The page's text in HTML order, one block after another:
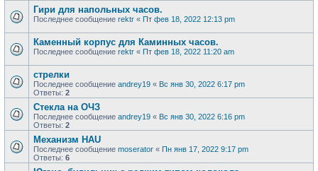
Гири для напольных часов.
Последнее сообщение rektr « Пт фев 18, 2022 12:13 pm
Каменный корпус для Каминных часов.
Последнее сообщение rektr « Пт фев 18, 2022 11:20 am
стрелки
Последнее сообщение andrey19 « Вс янв 30, 2022 6:17 pm
Ответы: 2
Стекла на ОЧЗ
Последнее сообщение andrey19 « Вс янв 30, 2022 6:16 pm
Ответы: 2
Механизм HAU
Последнее сообщение moserator « Пн янв 17, 2022 9:17 pm
Ответы: 6